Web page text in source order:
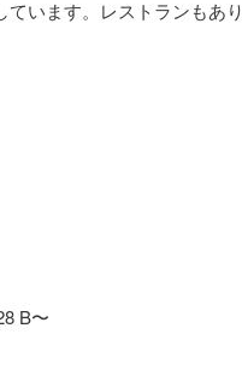
います。レストランもあり
B〜